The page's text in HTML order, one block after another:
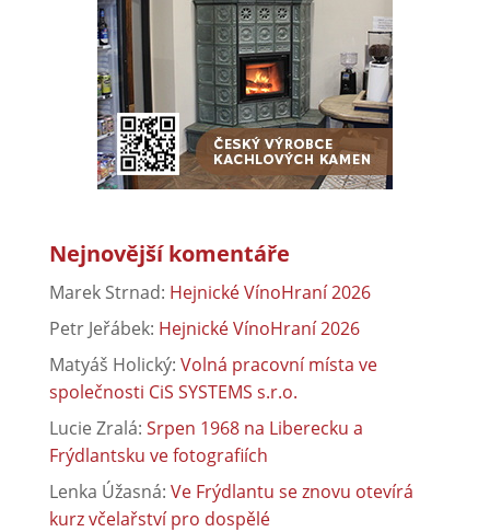
Nejnovější komentáře
Marek Strnad: Hejnické VínoHraní 2026
Petr Jeřábek: Hejnické VínoHraní 2026
Matyáš Holický: Volná pracovní místa ve
společnosti CiS SYSTEMS s.r.o.
Lucie Zralá: Srpen 1968 na Liberecku a
Frýdlantsku ve fotografiích
Lenka Úžasná: Ve Frýdlantu se znovu otevírá
kurz včelařství pro dospělé